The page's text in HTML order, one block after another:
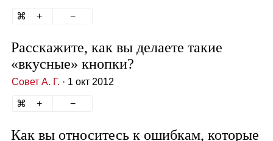
Расскажите, как вы делаете такие
«вкусные» кнопки?
Совет А. Г. · 1 окт 2012
Как вы относитесь к ошибкам, которые